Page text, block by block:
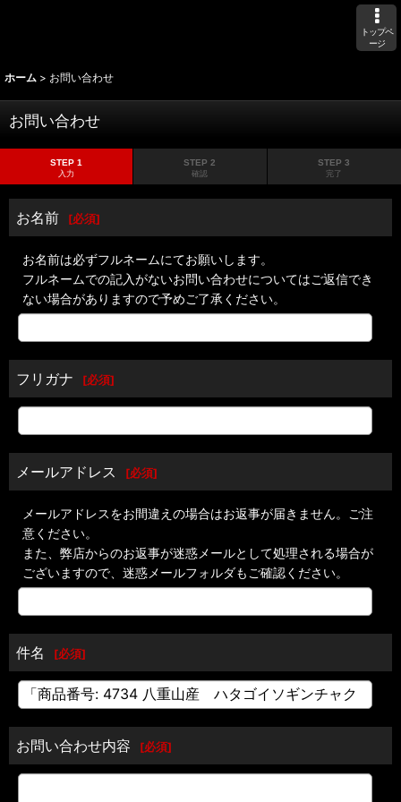
トップペ
ージ
ホーム > お問い合わせ
お問い合わせ
STEP 1
入力
STEP 2
確認
STEP 3
完了
お名前 [必須]
お名前は必ずフルネームにてお願いします。
フルネームでの記入がないお問い合わせについてはご返信でき
ない場合がありますので予めご了承ください。
フリガナ [必須]
メールアドレス [必須]
メールアドレスをお間違えの場合はお返事が届きません。ご注
意ください。
また、弊店からのお返事が迷惑メールとして処理される場合が
ございますので、迷惑メールフォルダもご確認ください。
件名 [必須]
お問い合わせ内容 [必須]